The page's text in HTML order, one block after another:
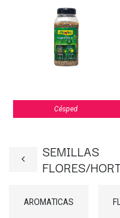
Césped
SEMILLAS
FLORES/
AROMATICAS